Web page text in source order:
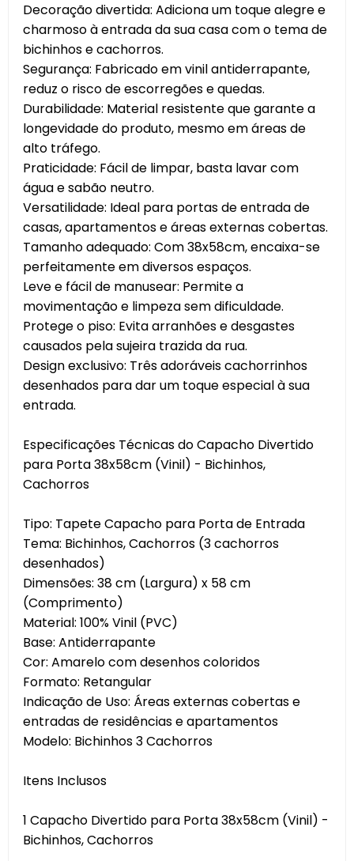
Decoração divertida: Adiciona um toque alegre e
charmoso à entrada da sua casa com o tema de
bichinhos e cachorros.
Segurança: Fabricado em vinil antiderrapante,
reduz o risco de escorregões e quedas.
Durabilidade: Material resistente que garante a
longevidade do produto, mesmo em áreas de
alto tráfego.
Praticidade: Fácil de limpar, basta lavar com
água e sabão neutro.
Versatilidade: Ideal para portas de entrada de
casas, apartamentos e áreas externas cobertas.
Tamanho adequado: Com 38x58cm, encaixa-se
perfeitamente em diversos espaços.
Leve e fácil de manusear: Permite a
movimentação e limpeza sem dificuldade.
Protege o piso: Evita arranhões e desgastes
causados pela sujeira trazida da rua.
Design exclusivo: Três adoráveis cachorrinhos
desenhados para dar um toque especial à sua
entrada.
Especificações Técnicas do Capacho Divertido
para Porta 38x58cm (Vinil) - Bichinhos,
Cachorros
Tipo: Tapete Capacho para Porta de Entrada
Tema: Bichinhos, Cachorros (3 cachorros
desenhados)
Dimensões: 38 cm (Largura) x 58 cm
(Comprimento)
Material: 100% Vinil (PVC)
Base: Antiderrapante
Cor: Amarelo com desenhos coloridos
Formato: Retangular
Indicação de Uso: Áreas externas cobertas e
entradas de residências e apartamentos
Modelo: Bichinhos 3 Cachorros
Itens Inclusos
1 Capacho Divertido para Porta 38x58cm (Vinil) -
Bichinhos, Cachorros